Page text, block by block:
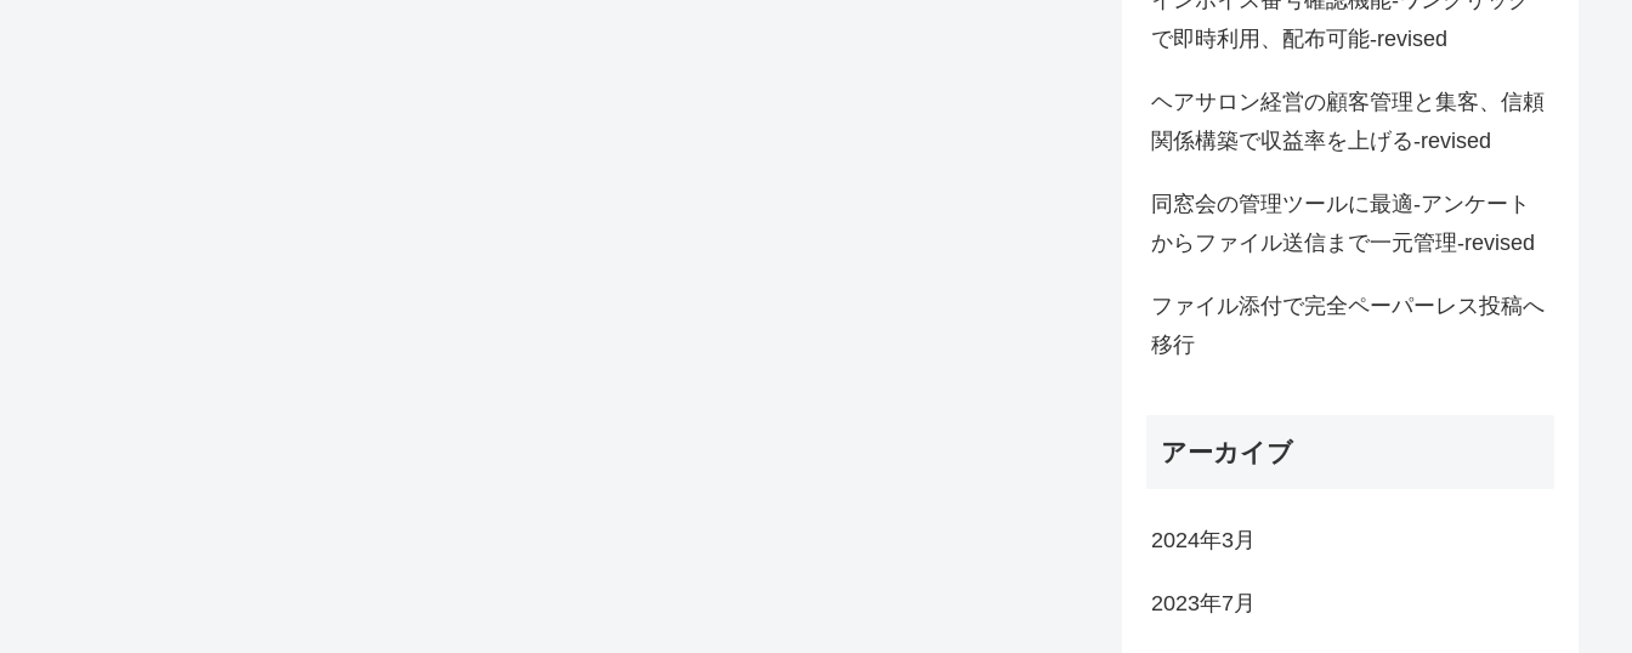
で即時利用、配布可能-revised
ヘアサロン経営の顧客管理と集客、信頼
関係構築で収益率を上げる-revised
同窓会の管理ツールに最適-アンケート
からファイル送信まで一元管理-revised
ファイル添付で完全ペーパーレス投稿へ
移行
アーカイブ
2024年3月
2023年7月